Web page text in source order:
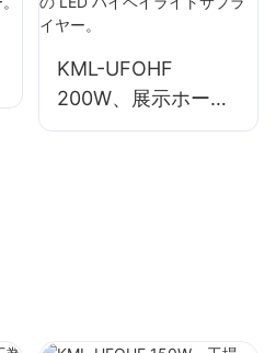
ベイ ライト サプラ
KML-UFOHF
200W、展示ホー
ル、体育館などの屋